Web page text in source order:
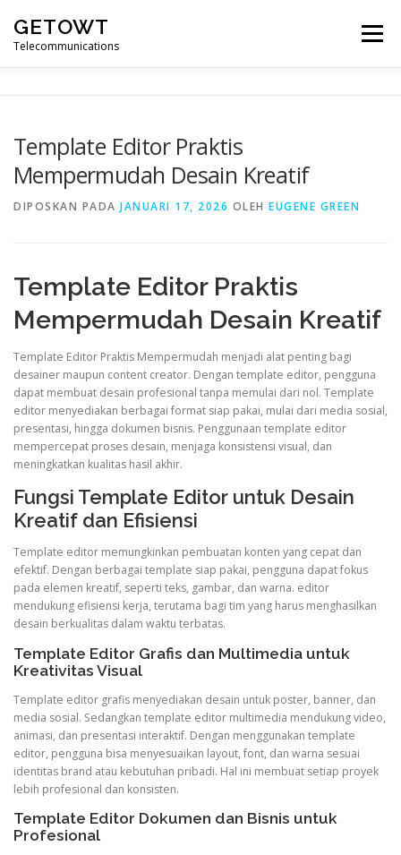
konten
GETOWT
Telecommunications
Menu
Template Editor Praktis
Mempermudah Desain Kreatif
DIPOSKAN PADA JANUARI 17, 2026 OLEH EUGENE GREEN
Template Editor Praktis
Mempermudah Desain Kreatif
Template Editor Praktis Mempermudah menjadi alat penting bagi
desainer maupun content creator. Dengan template editor, pengguna
dapat membuat desain profesional tanpa memulai dari nol. Template
editor menyediakan berbagai format siap pakai, mulai dari media sosial,
presentasi, hingga dokumen bisnis. Penggunaan template editor
mempercepat proses desain, menjaga konsistensi visual, dan
meningkatkan kualitas hasil akhir.
Fungsi Template Editor untuk Desain
Kreatif dan Efisiensi
Template editor memungkinkan pembuatan konten yang cepat dan
efektif. Dengan berbagai template siap pakai, pengguna dapat fokus
pada elemen kreatif, seperti teks, gambar, dan warna. editor
mendukung efisiensi kerja, terutama bagi tim yang harus menghasilkan
desain berkualitas dalam waktu terbatas.
Template Editor Grafis dan Multimedia untuk
Kreativitas Visual
Template editor grafis menyediakan desain untuk poster, banner, dan
media sosial. Sedangkan template editor multimedia mendukung video,
animasi, dan presentasi interaktif. Dengan menggunakan template
editor, pengguna bisa menyesuaikan layout, font, dan warna sesuai
identitas brand atau kebutuhan pribadi. Hal ini membuat setiap proyek
lebih profesional dan konsisten.
Template Editor Dokumen dan Bisnis untuk
Profesional